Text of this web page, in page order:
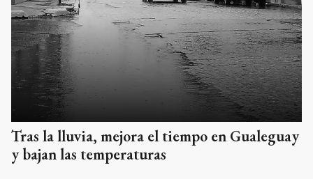
Tras la lluvia, mejora el tiempo en Gualeguay
y bajan las temperaturas